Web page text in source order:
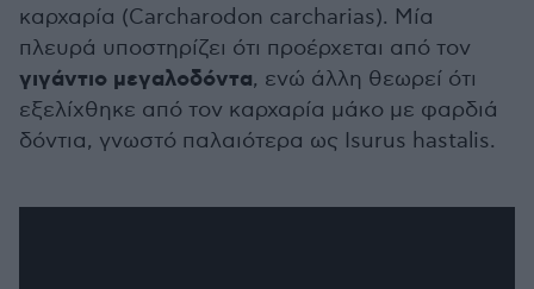
καρχαρία (Carcharodon carcharias). Μία
πλευρά υποστηρίζει ότι προέρχεται από τον
γιγάντιο μεγαλοδόντα, ενώ άλλη θεωρεί ότι
εξελίχθηκε από τον καρχαρία μάκο με φαρδιά
δόντια, γνωστό παλαιότερα ως Isurus hastalis.